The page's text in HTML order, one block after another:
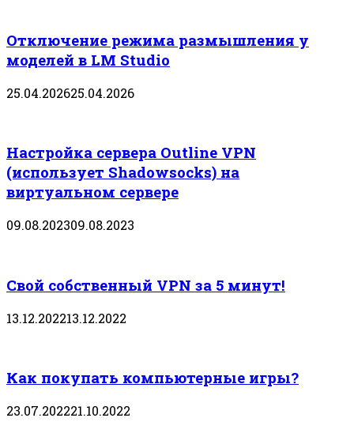
Отключение режима размышления у
моделей в LM Studio
25.04.202625.04.2026
Настройка сервера Outline VPN
(использует Shadowsocks) на
виртуальном сервере
09.08.202309.08.2023
Свой собственный VPN за 5 минут!
13.12.202213.12.2022
Как покупать компьютерные игры?
23.07.202221.10.2022